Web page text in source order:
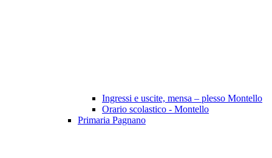
Ingressi e uscite, mensa – plesso Montello
Orario scolastico - Montello
Primaria Pagnano